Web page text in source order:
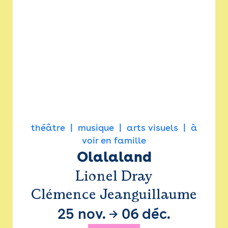
théâtre musique arts visuels
à
voir en famille
Olalaland
Lionel Dray
Clémence Jeanguillaume
25 nov. → 06 déc.